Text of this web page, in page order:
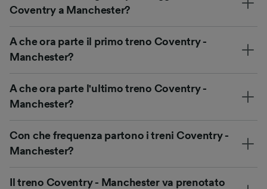
Coventry a Manchester?
A che ora parte il primo treno Coventry -
Manchester?
A che ora parte l'ultimo treno Coventry -
Manchester?
Con che frequenza partono i treni Coventry -
Manchester?
Il treno Coventry - Manchester va prenotato